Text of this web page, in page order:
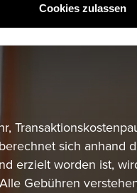
Cookies zulassen
sich anhand
erzielt worden ist,
Gebühren